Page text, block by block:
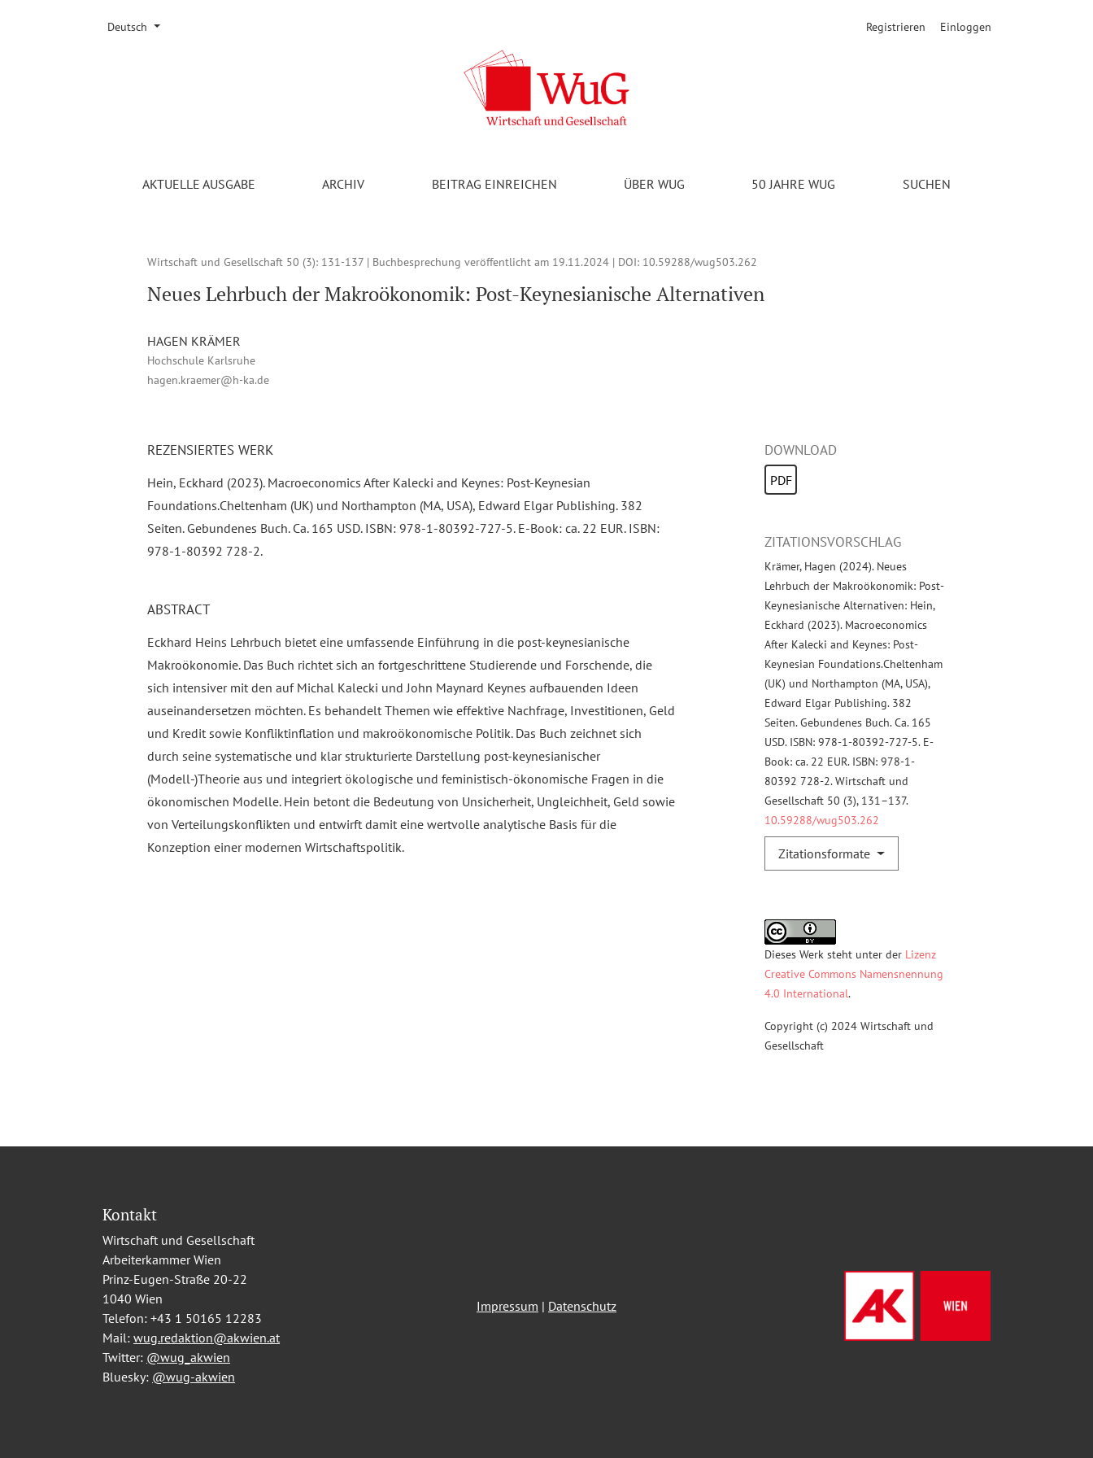
Neues Lehrbuch der Makroökonomik: Post-Keynesianische Alternativen: Hein, Eckhard (2023). Macroeconomics After Kalecki and Keynes: Post-Keynesian
AKTUELLE AUSGABE ARCHIV BEITRAG EINREICHEN ÜBER WUG 50 JAHRE WUG SUCHEN
Registrieren Einloggen
Sprache ändern. Die ausgewählte Sprache ist:
Deutsch
Wirtschaft und Gesellschaft 50 (3): 131-137 | Buchbesprechung veröffentlicht am 19.11.2024 | DOI: 10.59288/wug503.262
Neues Lehrbuch der Makroökonomik: Post-Keynesianische Alternativen
HAGEN KRÄMER
Hochschule Karlsruhe
hagen.kraemer@h-ka.de
DOWNLOAD
PDF
ZITATIONSVORSCHLAG
Krämer, Hagen (2024). Neues
Lehrbuch der Makroökonomik: Post-
Keynesianische Alternativen: Hein,
Eckhard (2023). Macroeconomics
After Kalecki and Keynes: Post-
Keynesian Foundations.Cheltenham
(UK) und Northampton (MA, USA),
Edward Elgar Publishing. 382
Seiten. Gebundenes Buch. Ca. 165
USD. ISBN: 978-1-80392-727-5. E-
Book: ca. 22 EUR. ISBN: 978-1-
80392 728-2. Wirtschaft und
Gesellschaft 50 (3), 131–137.
10.59288/wug503.262
Zitationsformate
Dieses Werk steht unter der Lizenz
Creative Commons Namensnennung
4.0 International.
Copyright (c) 2024 Wirtschaft und
Gesellschaft
REZENSIERTES WERK
Hein, Eckhard (2023). Macroeconomics After Kalecki and Keynes: Post-Keynesian
Foundations.Cheltenham (UK) und Northampton (MA, USA), Edward Elgar Publishing. 382
Seiten. Gebundenes Buch. Ca. 165 USD. ISBN: 978-1-80392-727-5. E-Book: ca. 22 EUR. ISBN:
978-1-80392 728-2.
ABSTRACT
Eckhard Heins Lehrbuch bietet eine umfassende Einführung in die post-keynesianische
Makroökonomie. Das Buch richtet sich an fortgeschrittene Studierende und Forschende, die
sich intensiver mit den auf Michal Kalecki und John Maynard Keynes aufbauenden Ideen
auseinandersetzen möchten. Es behandelt Themen wie effektive Nachfrage, Investitionen, Geld
und Kredit sowie Konfliktinflation und makroökonomische Politik. Das Buch zeichnet sich
durch seine systematische und klar strukturierte Darstellung post-keynesianischer
(Modell-)Theorie aus und integriert ökologische und feministisch-ökonomische Fragen in die
ökonomischen Modelle. Hein betont die Bedeutung von Unsicherheit, Ungleichheit, Geld sowie
von Verteilungskonflikten und entwirft damit eine wertvolle analytische Basis für die
Konzeption einer modernen Wirtschaftspolitik.
Kontakt
Wirtschaft und Gesellschaft
Arbeiterkammer Wien
Prinz-Eugen-Straße 20-22
1040 Wien
Telefon: +43 1 50165 12283
Mail: wug.redaktion@akwien.at
Twitter: @wug_akwien
Bluesky: @wug-akwien
Impressum | Datenschutz